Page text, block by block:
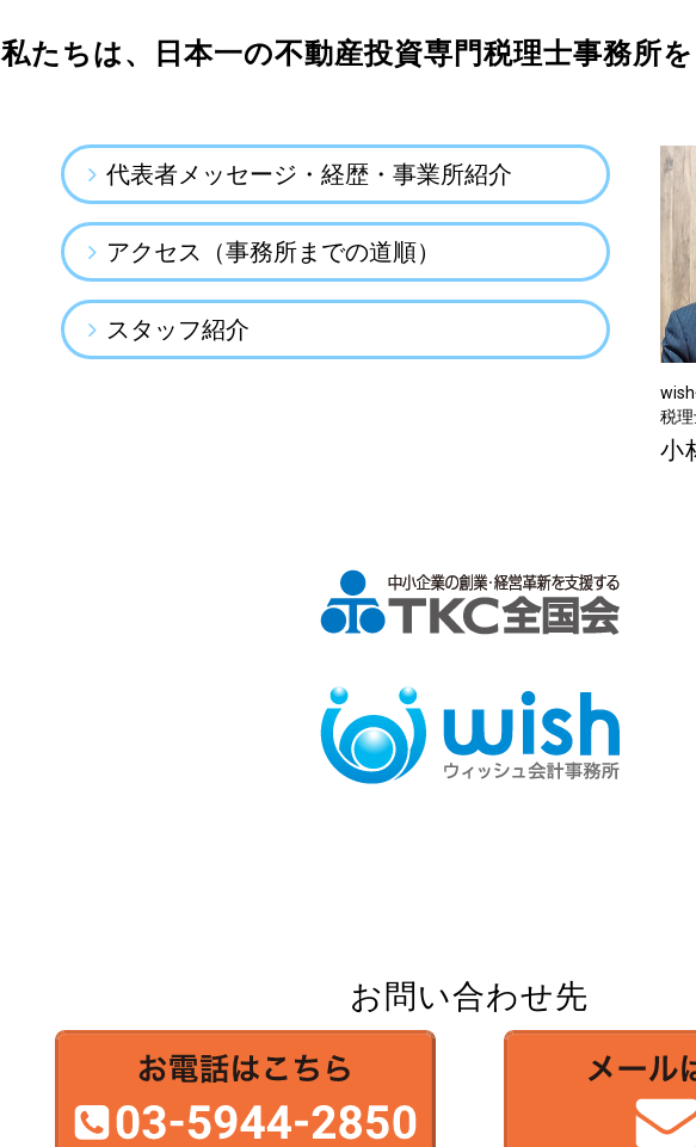
私たちは、日本一の不動産投資専門税理士事務所を
代表者メッセージ・経歴・事業所紹介
アクセス（事務所までの道順）
スタッフ紹介
税
小
お問い合わせ先